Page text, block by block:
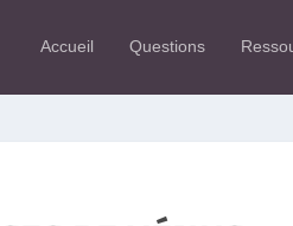
Accueil Questions